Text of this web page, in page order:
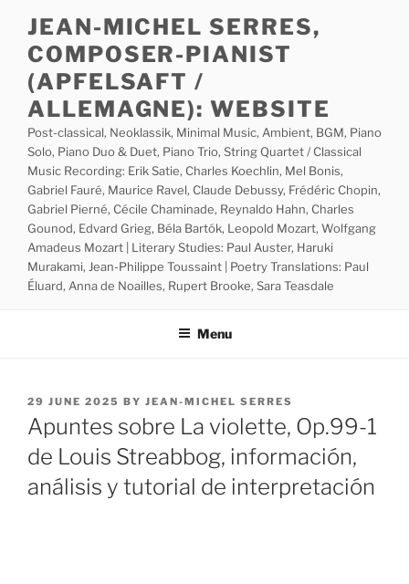
content
JEAN-MICHEL SERRES,
COMPOSER-PIANIST
(APFELSAFT /
ALLEMAGNE): WEBSITE
Post-classical, Neoklassik, Minimal Music, Ambient, BGM, Piano
Solo, Piano Duo & Duet, Piano Trio, String Quartet / Classical
Music Recording: Erik Satie, Charles Koechlin, Mel Bonis,
Gabriel Fauré, Maurice Ravel, Claude Debussy, Frédéric Chopin,
Gabriel Pierné, Cécile Chaminade, Reynaldo Hahn, Charles
Gounod, Edvard Grieg, Béla Bartók, Leopold Mozart, Wolfgang
Amadeus Mozart | Literary Studies: Paul Auster, Haruki
Murakami, Jean-Philippe Toussaint | Poetry Translations: Paul
Éluard, Anna de Noailles, Rupert Brooke, Sara Teasdale
Menu
POSTED
ON
29 JUNE 2025 BY JEAN-MICHEL SERRES
Apuntes sobre La violette, Op.99-1
de Louis Streabbog, información,
análisis y tutorial de interpretación